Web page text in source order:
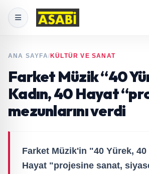
ANA SAYFA/ KÜLTÜR VE SANAT
Farket Müzik “40
Kadın, 40 Hayat
mezunlarını verdi
Farket Müzik'in "40 Yürek, 40
Hayat "projesine sanat,